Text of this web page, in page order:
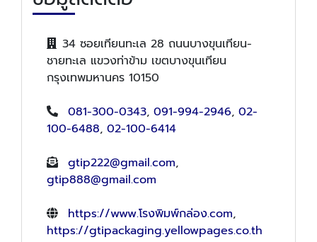
34 ซอยเทียนทะเล 28 ถนนบางขุนเทียน-
ชายทะเล แขวงท่าข้าม เขตบางขุนเทียน
กรุงเทพมหานคร 10150
081-300-0343, 091-994-2946, 02-
100-6488, 02-100-6414
gtip222@gmail.com,
gtip888@gmail.com
https://www.โรงพิมพ์กล่อง.com,
https://gtipackaging.yellowpages.co.th